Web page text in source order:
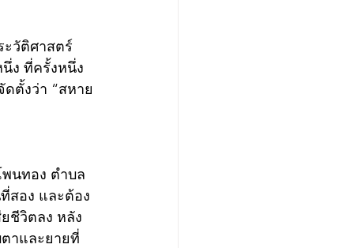
ะวัติศาสตร์
ง ที่ครั้งหนึ่ง
ตั้งว่า “สหาย
พนทอง ตำบล
สอง และต้อง
ชีวิตลง หลัง
าและยายที่